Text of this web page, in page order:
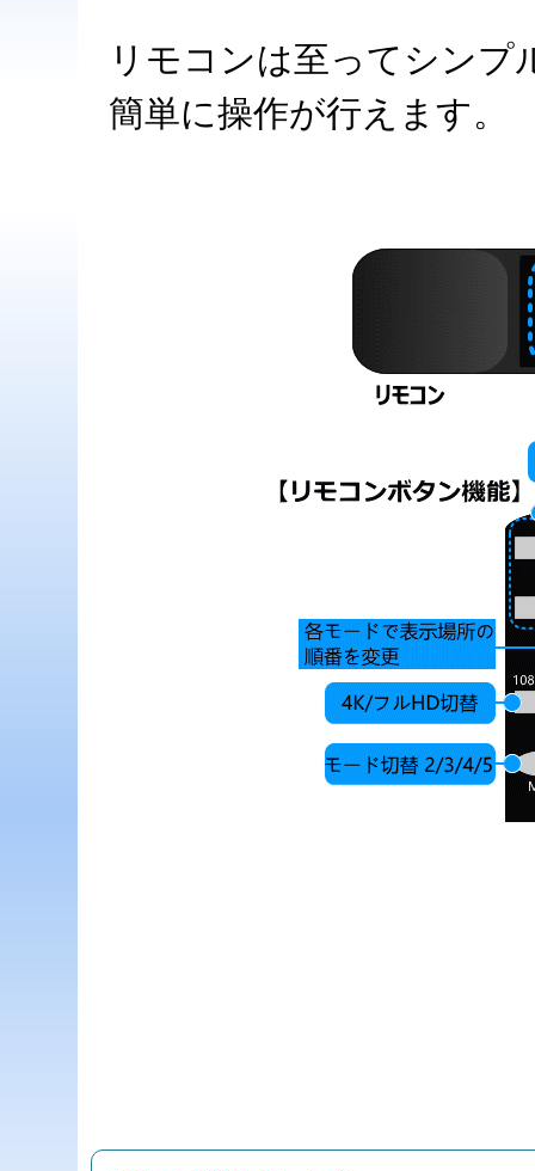
リモコンは至ってシンプ
簡単に操作が行えます。